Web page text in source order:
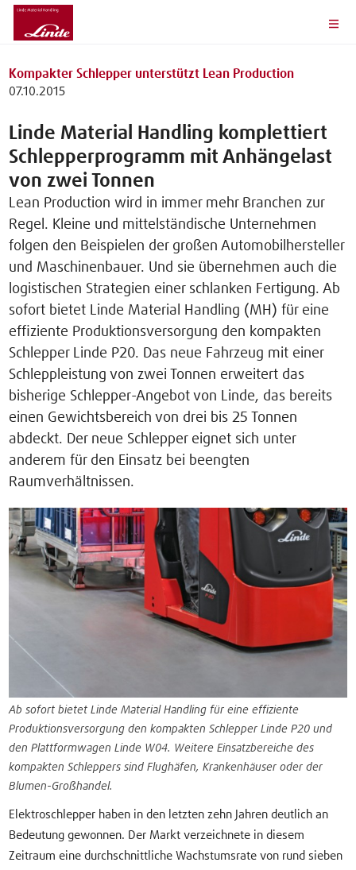
Kompakter Schlepper unterstützt Lean Production
07.10.2015
Linde Material Handling komplettiert
Schlepperprogramm mit Anhängelast
von zwei Tonnen
Lean Production wird in immer mehr Branchen zur
Regel. Kleine und mittelständische Unternehmen
folgen den Beispielen der großen Automobilhersteller
und Maschinenbauer. Und sie übernehmen auch die
logistischen Strategien einer schlanken Fertigung. Ab
sofort bietet Linde Material Handling (MH) für eine
effiziente Produktionsversorgung den kompakten
Schlepper Linde P20. Das neue Fahrzeug mit einer
Schleppleistung von zwei Tonnen erweitert das
bisherige Schlepper-Angebot von Linde, das bereits
einen Gewichtsbereich von drei bis 25 Tonnen
abdeckt. Der neue Schlepper eignet sich unter
anderem für den Einsatz bei beengten
Raumverhältnissen.
Ab sofort bietet Linde Material Handling für eine effiziente
Produktionsversorgung den kompakten Schlepper Linde P20 und
den Plattformwagen Linde W04. Weitere Einsatzbereiche des
kompakten Schleppers sind Flughäfen, Krankenhäuser oder der
Blumen-Großhandel.
Elektroschlepper haben in den letzten zehn Jahren deutlich an
Bedeutung gewonnen. Der Markt verzeichnete in diesem
Zeitraum eine durchschnittliche Wachstumsrate von rund sieben